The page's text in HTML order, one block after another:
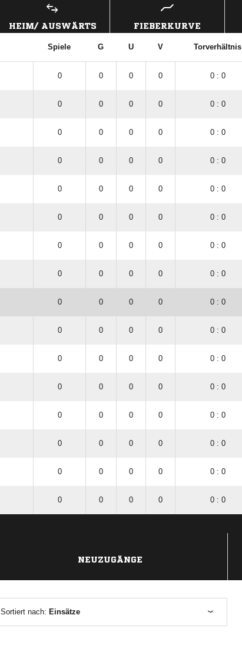
HEIM/ AUSWÄRTS FIEBERKURVE
Spiele G U V Torverhältnis
0 0 0 0 0 : 0
0 0 0 0 0 : 0
0 0 0 0 0 : 0
0 0 0 0 0 : 0
0 0 0 0 0 : 0
0 0 0 0 0 : 0
0 0 0 0 0 : 0
0 0 0 0 0 : 0
0 0 0 0 0 : 0
0 0 0 0 0 : 0
0 0 0 0 0 : 0
0 0 0 0 0 : 0
0 0 0 0 0 : 0
0 0 0 0 0 : 0
0 0 0 0 0 : 0
0 0 0 0 0 : 0
NEUZUGÄNGE
Sortiert nach: Einsätze